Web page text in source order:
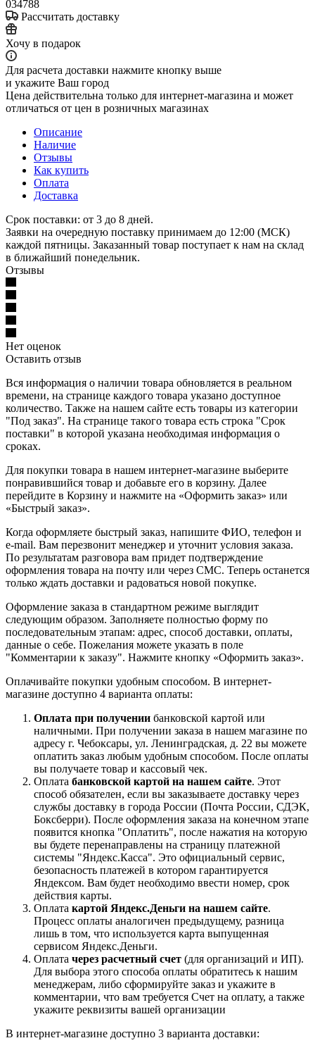
034788
Рассчитать доставку
Хочу в подарок
Для расчета доставки нажмите кнопку выше
и укажите Ваш город
Цена действительна только для интернет-магазина и может
отличаться от цен в розничных магазинах
Описание
Наличие
Отзывы
Как купить
Оплата
Доставка
Срок поставки: от 3 до 8 дней.
Заявки на очередную поставку принимаем до 12:00 (МСК)
каждой пятницы. Заказанный товар поступает к нам на склад
в ближайший понедельник.
Отзывы
Нет оценок
Оставить отзыв
Вся информация о наличии товара обновляется в реальном
времени, на странице каждого товара указано доступное
количество. Также на нашем сайте есть товары из категории
"Под заказ". На странице такого товара есть строка "Срок
поставки" в которой указана необходимая информация о
сроках.
Для покупки товара в нашем интернет-магазине выберите
понравившийся товар и добавьте его в корзину. Далее
перейдите в Корзину и нажмите на «Оформить заказ» или
«Быстрый заказ».
Когда оформляете быстрый заказ, напишите ФИО, телефон и
e-mail. Вам перезвонит менеджер и уточнит условия заказа.
По результатам разговора вам придет подтверждение
оформления товара на почту или через СМС. Теперь останется
только ждать доставки и радоваться новой покупке.
Оформление заказа в стандартном режиме выглядит
следующим образом. Заполняете полностью форму по
последовательным этапам: адрес, способ доставки, оплаты,
данные о себе. Пожелания можете указать в поле
"Комментарии к заказу". Нажмите кнопку «Оформить заказ».
Оплачивайте покупки удобным способом. В интернет-
магазине доступно 4 варианта оплаты:
Оплата при получении банковской картой или
наличными. При получении заказа в нашем магазине по
адресу г. Чебоксары, ул. Ленинградская, д. 22 вы можете
оплатить заказ любым удобным способом. После оплаты
вы получаете товар и кассовый чек.
Оплата банковской картой на нашем сайте. Этот
способ обязателен, если вы заказываете доставку через
службы доставку в города России (Почта России, СДЭК,
Боксберри). После оформления заказа на конечном этапе
появится кнопка "Оплатить", после нажатия на которую
вы будете перенаправлены на страницу платежной
системы "Яндекс.Касса". Это официальный сервис,
безопасность платежей в котором гарантируется
Яндексом. Вам будет необходимо ввести номер, срок
действия карты.
Оплата картой Яндекс.Деньги на нашем сайте.
Процесс оплаты аналогичен предыдущему, разница
лишь в том, что используется карта выпущенная
сервисом Яндекс.Деньги.
Оплата через расчетный счет (для организаций и ИП).
Для выбора этого способа оплаты обратитесь к нашим
менеджерам, либо сформируйте заказ и укажите в
комментарии, что вам требуется Счет на оплату, а также
укажите реквизиты вашей организации
В интернет-магазине доступно 3 варианта доставки: